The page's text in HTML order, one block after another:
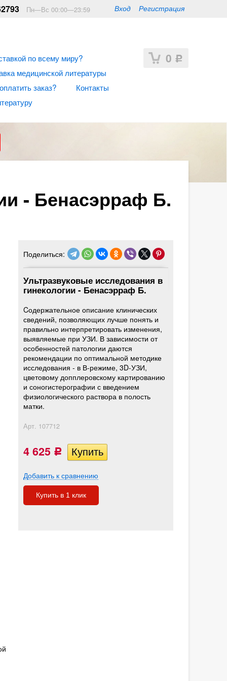
Вход Регистрация
Пн—Вс 00:00—23:59
0 Р
по всему миру?
медицинской литературы
заказ?
Контакты
- Бенасэрраф Б.
Поделиться:
Ультразвуковые исследования в
гинекологии - Бенасэрраф Б.
Cодержательное описание клинических
сведений, позволяющих лучше понять и
правильно интерпретировать изменения,
выявляемые при УЗИ. В зависимости от
особенностей патологии даются
рекомендации по оптимальной методике
исследования - в В-режиме, 3D-УЗИ,
цветовому допплеровскому картированию
и соногистерографии с введением
физиологического раствора в полость
матки.
Арт. 107712
4 625 Р
Добавить к сравнению
Купить в 1 клик